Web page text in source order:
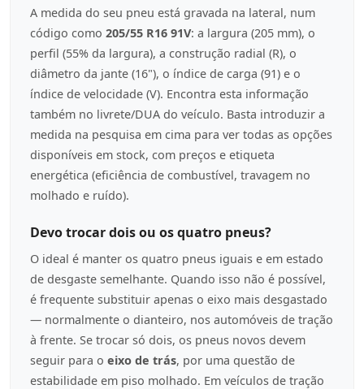
A medida do seu pneu está gravada na lateral, num
código como 205/55 R16 91V: a largura (205 mm), o
perfil (55% da largura), a construção radial (R), o
diâmetro da jante (16"), o índice de carga (91) e o
índice de velocidade (V). Encontra esta informação
também no livrete/DUA do veículo. Basta introduzir a
medida na pesquisa em cima para ver todas as opções
disponíveis em stock, com preços e etiqueta
energética (eficiência de combustível, travagem no
molhado e ruído).
Devo trocar dois ou os quatro pneus?
O ideal é manter os quatro pneus iguais e em estado
de desgaste semelhante. Quando isso não é possível,
é frequente substituir apenas o eixo mais desgastado
— normalmente o dianteiro, nos automóveis de tração
à frente. Se trocar só dois, os pneus novos devem
seguir para o eixo de trás, por uma questão de
estabilidade em piso molhado. Em veículos de tração